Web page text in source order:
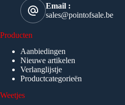
Email :
sales@pointofsale.be
Producten
Aanbiedingen
Nieuwe artikelen
Verlanglijstje
Productcategorieën
Weetjes